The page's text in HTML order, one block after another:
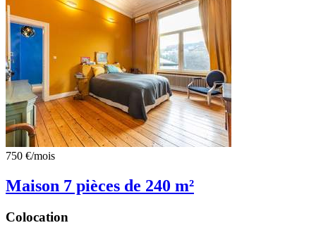
750 €/mois
Maison 7 pièces de 240 m²
Colocation